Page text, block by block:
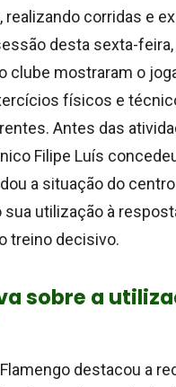
realizando corridas e
desta sexta-
clube mostraram o
físicos e
Antes das
Filipe Luís
a situação do
sua utilização à
treino decisivo.
sobre a
destacou a